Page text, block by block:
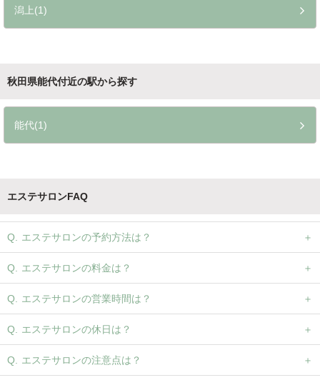
潟上(1)
秋田県能代付近の駅から探す
能代(1)
エステサロンFAQ
エステサロンの予約方法は？
エステサロンの料金は？
エステサロンの営業時間は？
エステサロンの休日は？
エステサロンの注意点は？